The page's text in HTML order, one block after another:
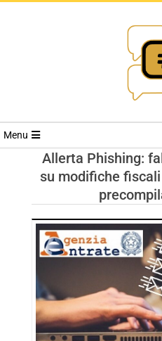
Menu
Allerta Phishing:
su modifiche